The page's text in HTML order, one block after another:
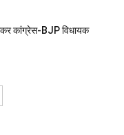
लेकर कांग्रेस-BJP विधायक